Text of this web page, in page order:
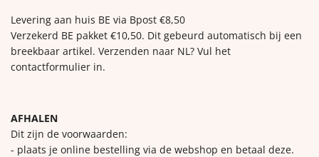
Levering aan huis BE via Bpost €8,50
Verzekerd BE pakket €10,50. Dit gebeurd automatisch bij een
breekbaar artikel. Verzenden naar NL? Vul het
contactformulier in.
AFHALEN
Dit zijn de voorwaarden:
- plaats je online bestelling via de webshop en betaal deze.